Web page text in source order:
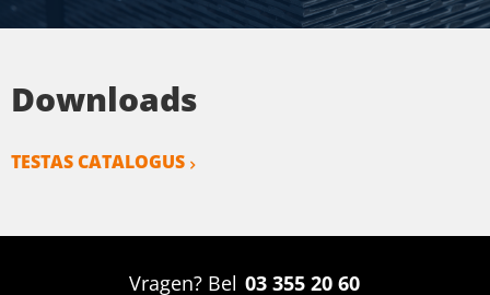
Downloads
TESTAS CATALOGUS
Vragen? Bel 03 355 20 60